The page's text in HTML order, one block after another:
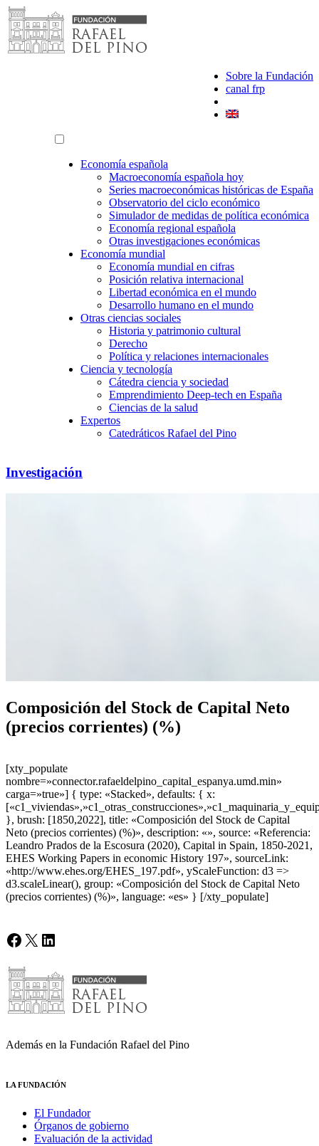
Saltar
al
contenido
Sobre la Fundación
canal frp
Economía española
Macroeconomía española hoy
Series macroeconómicas históricas de España
Observatorio del ciclo económico
Simulador de medidas de política económica
Economía regional española
Otras investigaciones económicas
Economía mundial
Economía mundial en cifras
Posición relativa internacional
Libertad económica en el mundo
Desarrollo humano en el mundo
Otras ciencias sociales
Historia y patrimonio cultural
Derecho
Política y relaciones internacionales
Ciencia y tecnología
Cátedra ciencia y sociedad
Emprendimiento Deep-tech en España
Ciencias de la salud
Expertos
Catedráticos Rafael del Pino
Investigación
Composición del Stock de Capital Neto
(precios corrientes) (%)
[xty_populate
nombre=»connector.rafaeldelpino_capital_espanya.umd.min»
carga=»true»] { type: «Stacked», defaults: { x:
}, brush: [1850,2022], title: «Composición del Stock de Capital
Neto (precios corrientes) (%)», description: «», source: «Referencia:
Leandro Prados de la Escosura (2020), Capital in Spain, 1850-2021,
EHES Working Papers in economic History 197», sourceLink:
«http://www.ehes.org/EHES_197.pdf», yScaleFunction: d3 =>
d3.scaleLinear(), group: «Composición del Stock de Capital Neto
(precios corrientes) (%)», language: «es» } [/xty_populate]
Facebook
X LinkedIn
Además en la Fundación Rafael del Pino
LA FUNDACIÓN
El Fundador
Órganos de gobierno
Evaluación de la actividad